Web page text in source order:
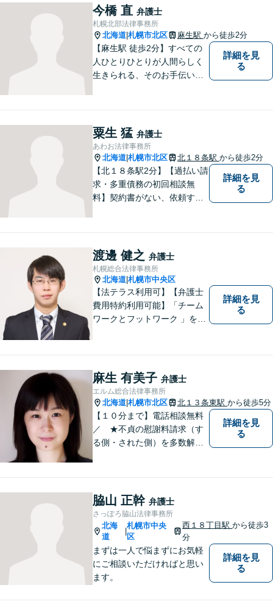
ています。 English available
英語対応可
今橋 直 弁護士
札幌北部法律事務所
北海道 札幌市北区 麻生駅 から徒歩2分
【麻生駅 徒歩2分】すべての
人ひとりひとりが人間らしく
生きられる、そのお手伝いを
いたします。お気軽にご相談
ください。
詳細を見
る
粟生 猛 弁護士
あわお法律事務所
北海道 札幌市北区 北１８条駅 から徒歩2分
【北１８条駅2分】【過払い請
求・多重債務の初回相談無
料】契約書がない、依頼する
確認するのではすでに手遅れ
です。役員様のみならず、現
場のスタッフ様も法律知識が
仕事を守ります。
詳細を見
る
渡邊 健之 弁護士
札幌総合法律事務所
北海道 札幌市中央区
【法テラス利用可】【弁護士
費用特約利用可能】「チーム
ワークとフットワーク 」を合
り、地域の皆さまにとって、
もっと身近な存在になりたい
と考えています。離婚、相
続、交通事故、借金、労働、
刑事事件など
詳細を見
る
麻生 有美子 弁護士
エルム総合法律事務所
北海道 札幌市北区 北１３条東駅 から徒歩5分
【１０分まで】電話相談無料
／ ★不貞の慰謝料請求（す
る側・された側）を多数解
理士と連携。同席相談も可】
詳細を見
る
脇山 正幹 弁護士
さっぽろ脇山法律事務所
北海
道
|
札幌市中央
区
西１８丁目駅から徒歩3
分
まずは一人で悩まずにお気軽
にご相談いただければと思い
ます。
詳細を見
る